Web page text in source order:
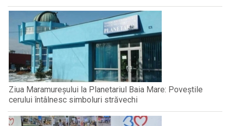
Ziua Maramureșului la Planetariul Baia Mare: Poveștile
cerului întâlnesc simboluri străvechi